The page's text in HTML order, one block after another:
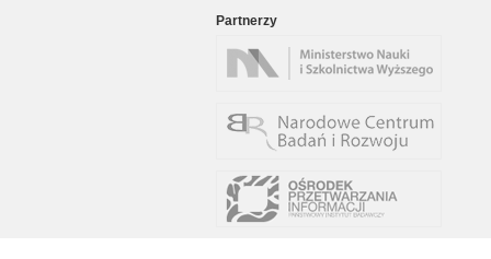
Partnerzy